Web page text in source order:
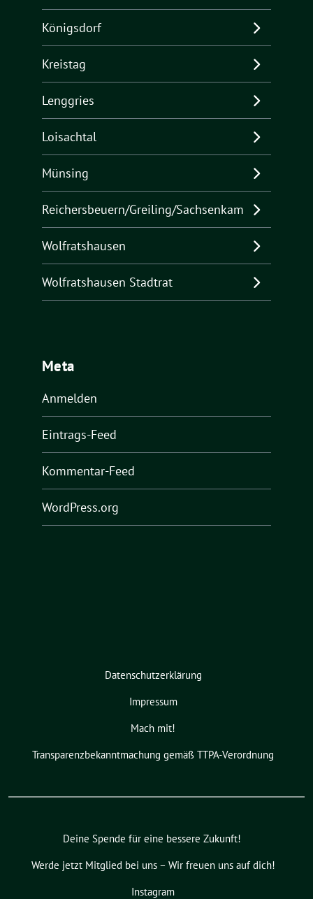
Königsdorf
Kreistag
Lenggries
Loisachtal
Münsing
Reichersbeuern/Greiling/Sachsenkam
Wolfratshausen
Wolfratshausen Stadtrat
Meta
Anmelden
Eintrags-Feed
Kommentar-Feed
WordPress.org
Datenschutzerklärung
Impressum
Mach mit!
Transparenzbekanntmachung gemäß TTPA-Verordnung
Deine Spende für eine bessere Zukunft!
Werde jetzt Mitglied bei uns – Wir freuen uns auf dich!
Instagram